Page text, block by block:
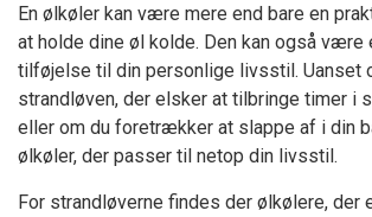
En ølkøler kan være mere end bare en
at holde dine øl kolde. Den kan også være
tilføjelse til din personlige livsstil. Uanset
strandløven, der elsker at tilbringe timer i
eller om du foretrækker at slappe af i din
ølkøler, der passer til netop din livsstil.
For strandløverne findes der ølkølere, der